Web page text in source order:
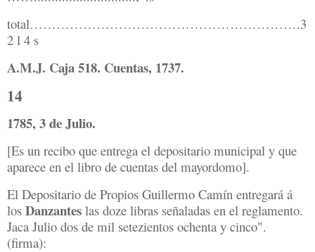
total…………………………………………………….3
2 l 4 s
A.M.J. Caja 518. Cuentas, 1737.
14
1785, 3 de Julio.
[Es un recibo que entrega el depositario municipal y que
aparece en el libro de cuentas del mayordomo].
El Depositario de Propios Guillermo Camín entregará á
los Danzantes las doze libras señaladas en el reglamento.
Jaca Julio dos de mil setezientos ochenta y cinco".
(firma):